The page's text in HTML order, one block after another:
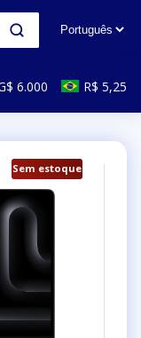
6.000 R$ 5,25
Sem estoque